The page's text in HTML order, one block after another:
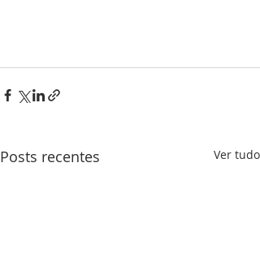
Posts recentes Ver tudo